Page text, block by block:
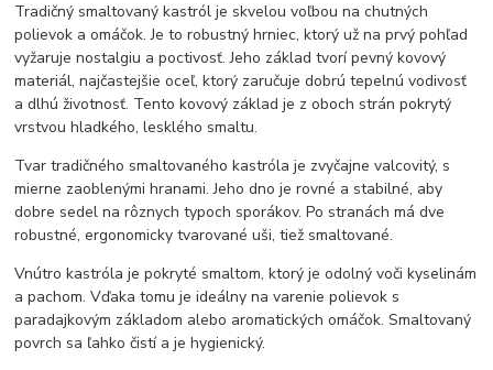
Tradičný smaltovaný kastról je skvelou voľbou na chutných
polievok a omáčok. Je to robustný hrniec, ktorý už na prvý pohľad
vyžaruje nostalgiu a poctivosť. Jeho základ tvorí pevný kovový
materiál, najčastejšie oceľ, ktorý zaručuje dobrú tepelnú vodivosť
a dlhú životnosť. Tento kovový základ je z oboch strán pokrytý
vrstvou hladkého, lesklého smaltu.
Tvar tradičného smaltovaného kastróla je zvyčajne valcovitý, s
mierne zaoblenými hranami. Jeho dno je rovné a stabilné, aby
dobre sedel na rôznych typoch sporákov. Po stranách má dve
robustné, ergonomicky tvarované uši, tiež smaltované.
Vnútro kastróla je pokryté smaltom, ktorý je odolný voči kyselinám
a pachom. Vďaka tomu je ideálny na varenie polievok s
paradajkovým základom alebo aromatických omáčok. Smaltovaný
povrch sa ľahko čistí a je hygienický.